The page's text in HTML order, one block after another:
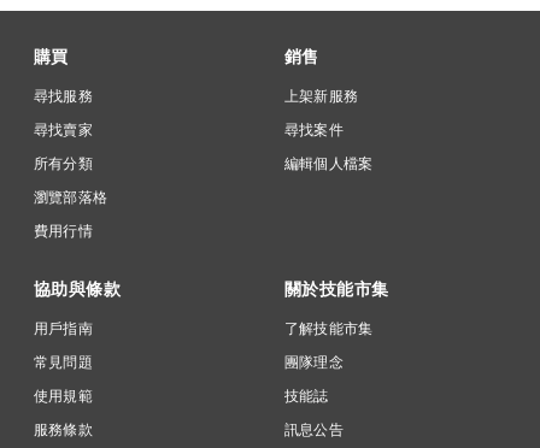
購買
尋找服務
尋找賣家
所有分類
瀏覽部落格
費用行情
銷售
上架新服務
尋找案件
編輯個人檔案
協助與條款
用戶指南
常見問題
使用規範
服務條款
關於技能市集
了解技能市集
團隊理念
技能誌
訊息公告